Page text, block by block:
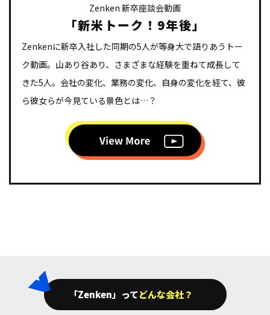
Zenken 新卒座談会動画
「新米トーク！9年後」
Zenkenに新卒入社した同期の5人が等身大で語りあうトー
ク動画。山あり谷あり、さまざまな経験を重ねて成長して
きた5人。会社の変化、業務の変化、自身の変化を経て、彼
ら彼女らが今見ている景色とは…？
動画をみる
「Zenken」ってどんな会社？